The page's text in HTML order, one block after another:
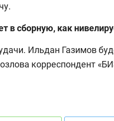
в сборную, как
Ильдан Газимов
корреспондент